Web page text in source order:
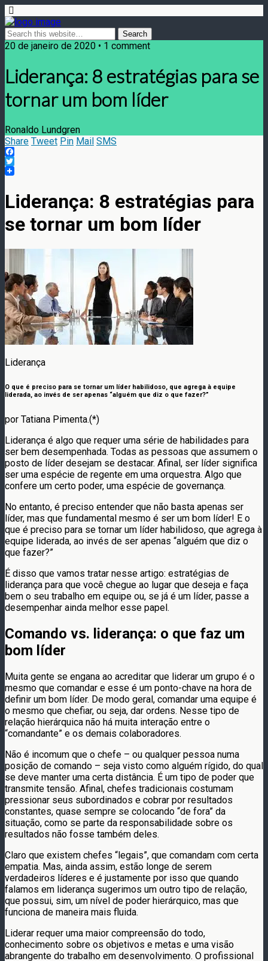
20 de janeiro de 2020 • 1 comment
Liderança: 8 estratégias para se
tornar um bom líder
Ronaldo Lundgren
Share Tweet Pin Mail SMS
Facebook
Twitter
Liderança: 8 estratégias para
se tornar um bom líder
Liderança
O que é preciso para se tornar um líder habilidoso, que agrega à equipe
liderada, ao invés de ser apenas “alguém que diz o que fazer?”
por Tatiana Pimenta.(*)
Liderança é algo que requer uma série de habilidades para
ser bem desempenhada. Todas as pessoas que assumem o
posto de líder desejam se destacar. Afinal, ser líder significa
ser uma espécie de regente em uma orquestra. Algo que
confere um certo poder, uma espécie de governança.
No entanto, é preciso entender que não basta apenas ser
líder, mas que fundamental mesmo é ser um bom líder! E o
que é preciso para se tornar um líder habilidoso, que agrega à
equipe liderada, ao invés de ser apenas “alguém que diz o
que fazer?”
É disso que vamos tratar nesse artigo: estratégias de
liderança para que você chegue ao lugar que deseja e faça
bem o seu trabalho em equipe ou, se já é um líder, passe a
desempenhar ainda melhor esse papel.
Comando vs. liderança: o que faz um
bom líder
Muita gente se engana ao acreditar que liderar um grupo é o
mesmo que comandar e esse é um ponto-chave na hora de
definir um bom líder. De modo geral, comandar uma equipe é
o mesmo que chefiar, ou seja, dar ordens. Nesse tipo de
relação hierárquica não há muita interação entre o
“comandante” e os demais colaboradores.
Não é incomum que o chefe – ou qualquer pessoa numa
posição de comando – seja visto como alguém rígido, do qual
se deve manter uma certa distância. É um tipo de poder que
transmite tensão. Afinal, chefes tradicionais costumam
pressionar seus subordinados e cobrar por resultados
constantes, quase sempre se colocando “de fora” da
situação, como se parte da responsabilidade sobre os
resultados não fosse também deles.
Claro que existem chefes “legais”, que comandam com certa
empatia. Mas, ainda assim, estão longe de serem
verdadeiros líderes e é justamente por isso que quando
falamos em liderança sugerimos um outro tipo de relação,
que possui, sim, um nível de poder hierárquico, mas que
funciona de maneira mais fluida.
Liderar requer uma maior compreensão do todo,
conhecimento sobre os objetivos e metas e uma visão
abrangente do trabalho em desenvolvimento. O profissional